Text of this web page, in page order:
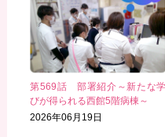
第569話 部署紹介～新たな学
びが得られる西館5階病棟～
2026年06月19日